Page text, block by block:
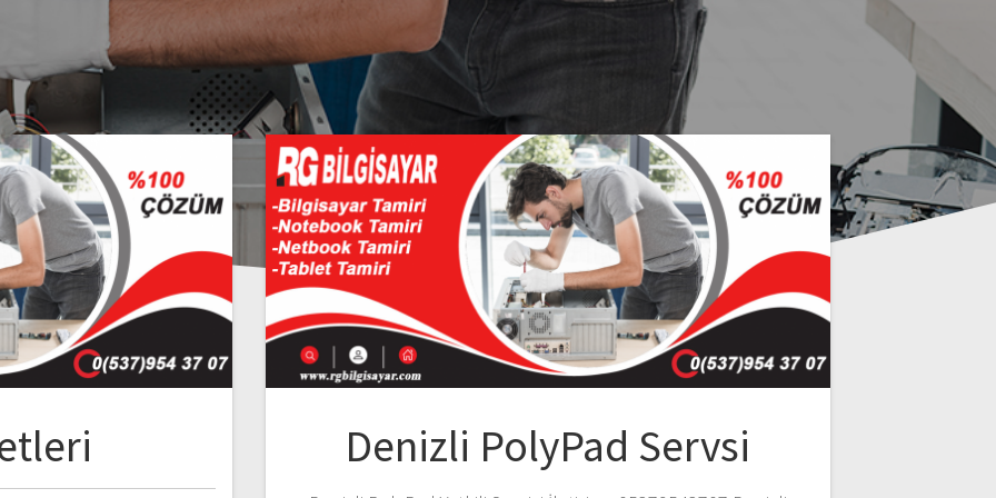
Denizli PolyPad Servsi